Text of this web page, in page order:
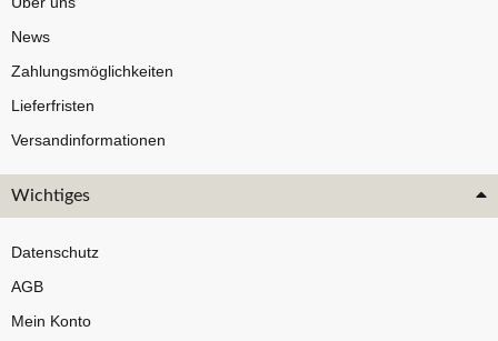
News
Zahlungsmöglichkeiten
Lieferfristen
Versandinformationen
Wichtiges
Datenschutz
AGB
Mein Konto